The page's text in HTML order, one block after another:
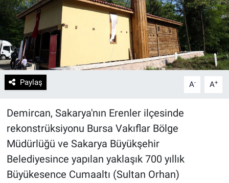
Paylaş A- A+
Demircan, Sakarya'nın Erenler ilçesinde
rekonstrüksiyonu Bursa Vakıflar Bölge
Müdürlüğü ve Sakarya Büyükşehir
Belediyesince yapılan yaklaşık 700 yıllık
Büyükesence Cumaaltı (Sultan Orhan)